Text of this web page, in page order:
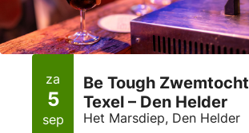
za
5
sep
Be Tough Zwemtocht
Texel – Den Helder
Het Marsdiep, Den Helder